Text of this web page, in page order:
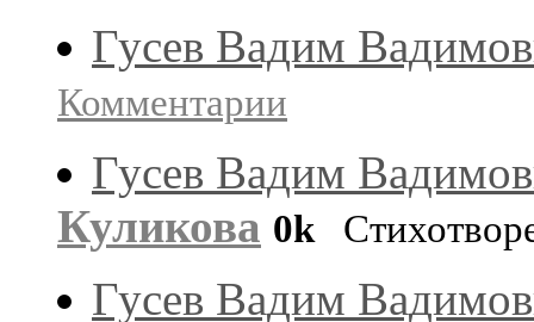
Гусев Вадим
Комментарии
Гусев Вадим
Куликова 0k
Гусев Вадим